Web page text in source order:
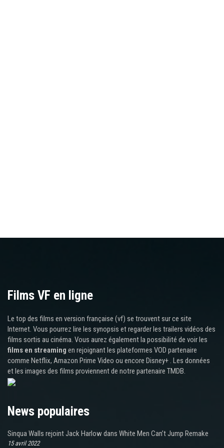
Films VF en ligne
Le top des films en version française (vf) se trouvent sur ce site
Internet. Vous pourrez lire les synopsis et regarder les trailers vidéos des
films sortis au cinéma. Vous aurez également la possibilité de voir les
films en streaming en rejoignant les plateformes VOD partenaire
comme Netflix, Amazon Prime Video ou encore Disney+ . Les données
et les images des films proviennent de notre partenaire TMDB.
News populaires
Sinqua Walls rejoint Jack Harlow dans White Men Can’t Jump Remake
15 avril 2022